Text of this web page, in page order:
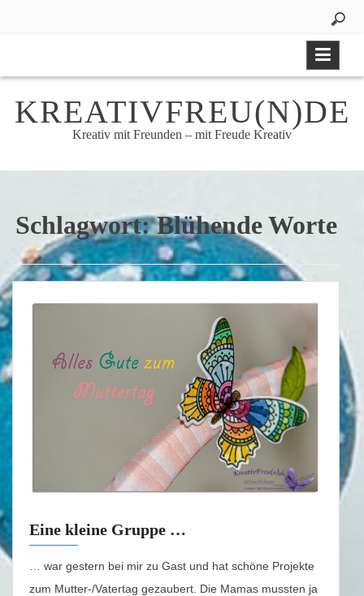
KREATIVFREU(N)DE
Kreativ mit Freunden – mit Freude Kreativ
Schlagwort:Blühende Worte
Eine kleine Gruppe …
… war gestern bei mir zu Gast und hat schöne Projekte
zum Mutter-/Vatertag gezaubert. Die Mamas mussten ja